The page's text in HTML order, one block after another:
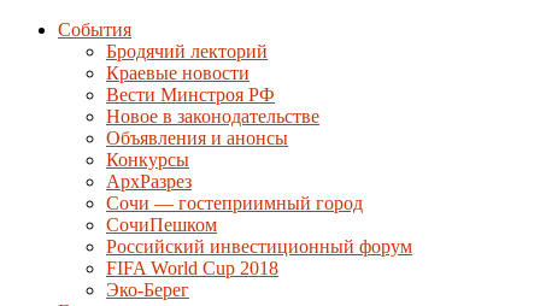
События
Бродячий лекторий
Краевые новости
Вести Минстроя РФ
Новое в законодательстве
Объявления и анонсы
Конкурсы
АрхРазрез
Сочи — гостеприимный город
СочиПешком
Российский инвестиционный форум
FIFA World Cup 2018
Эко-Берег